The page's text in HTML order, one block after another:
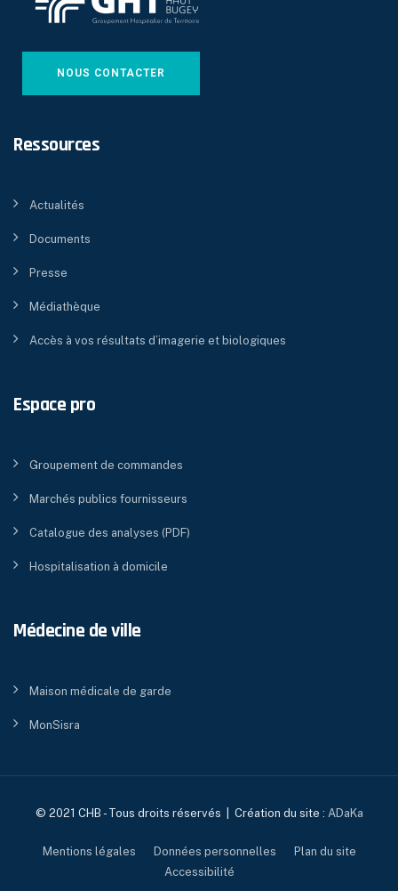
NOUS CONTACTER
Ressources
Actualités
Documents
Presse
Médiathèque
Accès à vos résultats d’imagerie et biologiques
Espace pro
Groupement de commandes
Marchés publics fournisseurs
Catalogue des analyses (PDF)
Hospitalisation à domicile
Médecine de ville
Maison médicale de garde
MonSisra
© 2021 CHB - Tous droits réservés | Création du site : ADaKa
Mentions légales Données personnelles
Plan du site
Accessibilité